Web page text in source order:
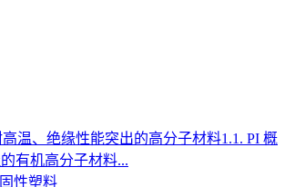
温、绝缘性能突出的高分子材料1.1. PI 概
有机高分子材料...